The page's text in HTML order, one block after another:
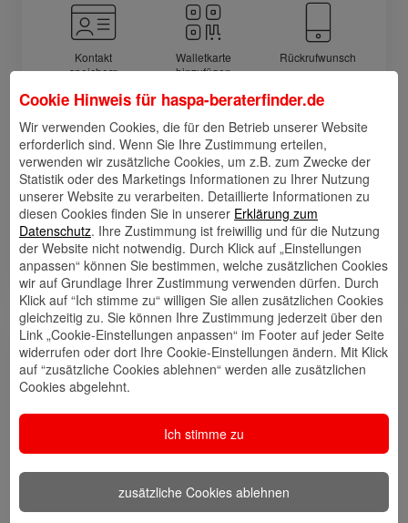
Kontakt
speichern
Walletkarte
hinzufügen
Rückrufwunsch
Website
🎊 Haspa-
Veranstaltungen
🎯 Service-
Center
🎁 Kunden
werben
Kunden
Meine Qualifikation
Zur Hamburger Sparkasse bin ich über ein
2016 entschied. Nach erfolgreicher Beendigung
Finanzberaterin unsere Privatkund*innen
ganzheitlich zu Finanzthemen beraten. Meine
Cookie Hinweis für haspa-beraterfinder.de
Wir verwenden Cookies, die für den Betrieb unserer Website
erforderlich sind. Wenn Sie Ihre Zustimmung erteilen,
verwenden wir zusätzliche Cookies, um z.B. zum Zwecke der
Statistik oder des Marketings Informationen zu Ihrer Nutzung
unserer Website zu verarbeiten. Detaillierte Informationen zu
diesen Cookies finden Sie in unserer Erklärung zum
Datenschutz. Ihre Zustimmung ist freiwillig und für die Nutzung
der Website nicht notwendig. Durch Klick auf „Einstellungen
anpassen“ können Sie bestimmen, welche zusätzlichen Cookies
wir auf Grundlage Ihrer Zustimmung verwenden dürfen. Durch
Klick auf “Ich stimme zu“ willigen Sie allen zusätzlichen Cookies
gleichzeitig zu. Sie können Ihre Zustimmung jederzeit über den
Link „Cookie-Einstellungen anpassen“ im Footer auf jeder Seite
widerrufen oder dort Ihre Cookie-Einstellungen ändern. Mit Klick
auf “zusätzliche Cookies ablehnen“ werden alle zusätzlichen
Cookies abgelehnt.
Ich stimme zu
zusätzliche Cookies ablehnen